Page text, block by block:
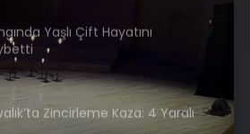
Yaşlı Çift Hayatını
Zincirleme Kaza: 4 Yaralı